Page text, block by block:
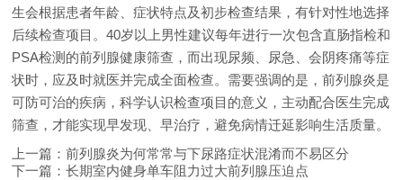
生会根据患者年龄、症状特点及初步检查结果，有针对性地选择
后续检查项目。40岁以上男性建议每年进行一次包含直肠指检和
PSA检测的前列腺健康筛查，而出现尿频、尿急、会阴疼痛等症
状时，应及时就医并完成全面检查。需要强调的是，前列腺炎是
可防可治的疾病，科学认识检查项目的意义，主动配合医生完成
筛查，才能实现早发现、早治疗，避免病情迁延影响生活质量。
上一篇： 前列腺炎为何常常与下尿路症状混淆而不易区分
下一篇： 长期室内健身单车阻力过大前列腺压迫点